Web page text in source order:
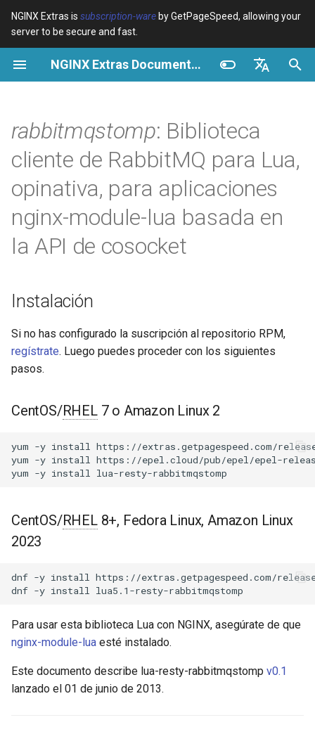
NGINX Extras is subscription-ware by GetPageSpeed, allowing your
server to be secure and fast.
NGINX Extras Documentation
Español
Português (Brasil)
Deutsch
Français
Русский
I
n
i
o
b
q
u
d
device-type Variables
Examples
Troubleshooting
geoip2
Directives
Examples
Troubleshooting
pagespeed
abuse-guard
access-control
acme
ajp
array-var
auth-hash
auth-pam
auth-radius
aws-auth
bot-verifier
CentOS/RHEL 7 o Amazon
CentOS/RHEL 8+, Fedora
Linux, Amazon Linux 2023
Limitaciones
Publicación
set_timeout
send
unsubscribe
receive
set_keepalive
Cache
cPanel EA4 - Proxy Cache
Rendimiento
Seguridad
RHEL/CentOS
NGINX-MOD - NGINX
mejorado con HTTP/3,
HPACK y verificaciones de
salud para RHEL
Servidor Web Tengine -
Panel de Control de Plesk -
Paquetes RPM
EA4 - Convierte ea-nginx en
una potencia de rendimiento y
Soporte HTTP/3 QUIC de
Servidor Web Angie - Instalar
Linux y AlmaLinux
rabbitmqstomp: Biblioteca
cliente de RabbitMQ para Lua,
opinativa, para aplicaciones
nginx-module-lua basada en
la API de cosocket
Instalación
Si no has configurado la suscripción al repositorio RPM,
regístrate. Luego puedes proceder con los siguientes
pasos.
CentOS/RHEL7 o Amazon Linux 2
yum -y install
https://extras.getpagespeed.com/
yum -y install
https://epel.cloud/pub/epel/epel-
yum -y install
CentOS/RHEL8+, Fedora Linux, Amazon Linux
2023
dnf -y install
https://extras.getpagespeed.com/
dnf -y install
Para usar esta biblioteca Lua con NGINX, asegúrate de que
nginx-module-lua esté instalado.
Este documento describe lua-resty-rabbitmqstomp v0.1
lanzado el 01 de junio de 2013.